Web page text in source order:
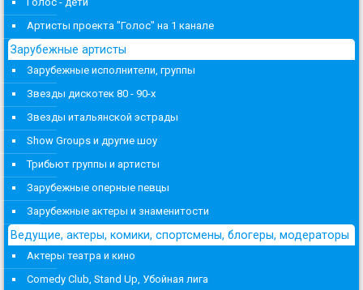
Артисты проекта "Голос" на 1 канале
Зарубежные артисты
Зарубежные исполнители, группы
Звезды дискотек 80 - 90-х
Звезды итальянской эстрады
Show Groups и другие шоу
Трибьют группы и артисты
Зарубежные оперные певцы
Зарубежные актеры и знаменитости
Ведущие, актеры, комики, спортсмены, блогеры, модераторы
Актеры театра и кино
Comedy Club, Stand Up, Убойная лига